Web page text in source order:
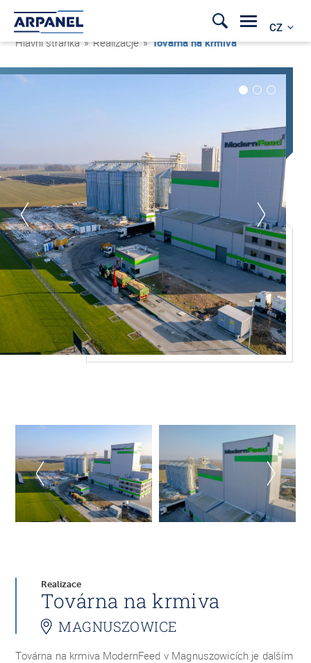
CZ
Hlavní stránka » Realizacje »Továrna na krmiva
Realizace
Továrna na krmiva
MAGNUSZOWICE
Továrna na krmiva ModernFeed v Magnuszowicích je dalším